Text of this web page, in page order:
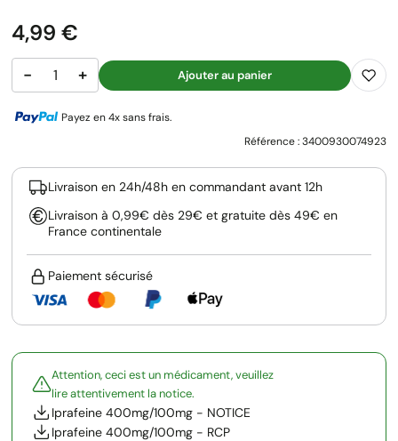
Prix
4,99 €
− + Ajouter au panier
Payez en 4x sans frais.
Référence :3400930074923
Livraison en 24h/48h en commandant avant 12h
Livraison à 0,99€ dès 29€ et gratuite dès 49€ en
France continentale
Paiement sécurisé
Attention, ceci est un médicament, veuillez
lire attentivement la notice.
Iprafeine 400mg/100mg - NOTICE
Iprafeine 400mg/100mg - RCP